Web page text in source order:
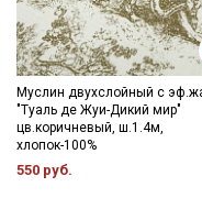
Муслин двухслойный с
"Туаль де Жуи-Дикий мир"
цв.коричневый, ш.1.4м,
хлопок-100%
550 руб.